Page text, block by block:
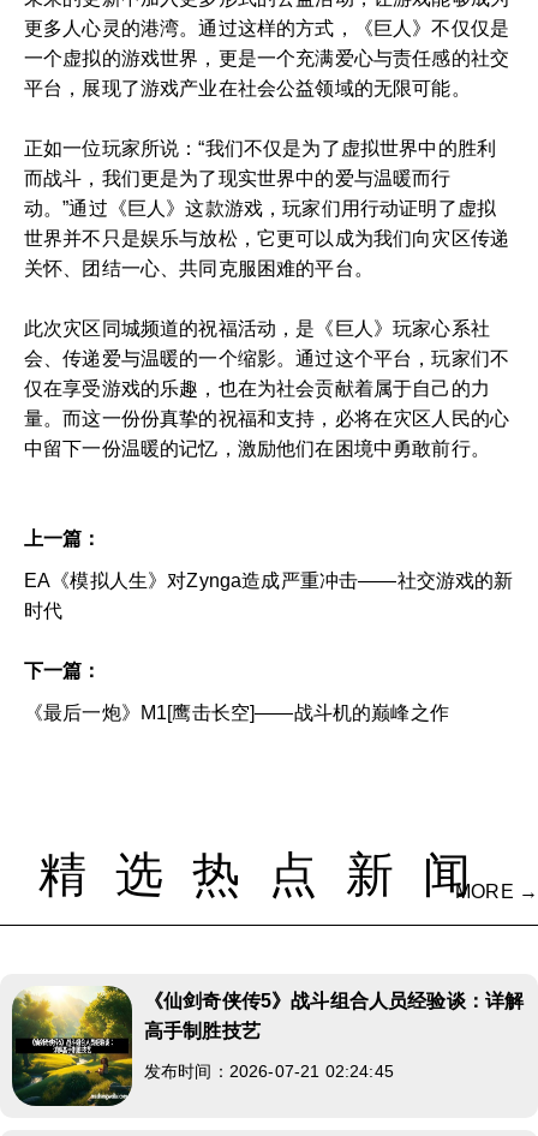
更多人心灵的港湾。通过这样的方式，《巨人》不仅仅是
一个虚拟的游戏世界，更是一个充满爱心与责任感的社交
平台，展现了游戏产业在社会公益领域的无限可能。
正如一位玩家所说：“我们不仅是为了虚拟世界中的胜利
而战斗，我们更是为了现实世界中的爱与温暖而行
动。”通过《巨人》这款游戏，玩家们用行动证明了虚拟
世界并不只是娱乐与放松，它更可以成为我们向灾区传递
关怀、团结一心、共同克服困难的平台。
此次灾区同城频道的祝福活动，是《巨人》玩家心系社
会、传递爱与温暖的一个缩影。通过这个平台，玩家们不
仅在享受游戏的乐趣，也在为社会贡献着属于自己的力
量。而这一份份真挚的祝福和支持，必将在灾区人民的心
中留下一份温暖的记忆，激励他们在困境中勇敢前行。
上一篇：
EA《模拟人生》对Zynga造成严重冲击——社交游戏的新
时代
下一篇：
《最后一炮》M1[鹰击长空]——战斗机的巅峰之作
精选热点新闻
MORE →
《仙剑奇侠传5》战斗组合人员经验谈：详解
高手制胜技艺
发布时间：2026-07-21 02:24:45